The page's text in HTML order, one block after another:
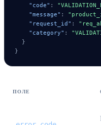
"code" :
"message" :
"request_id" :
"category" :
}
}
ПОЛЕ